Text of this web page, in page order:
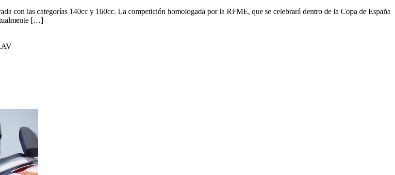
con las categorías 140cc y 160cc. La competición homologada por la RFME, que se celebrará dentro de la Copa de España
[…]